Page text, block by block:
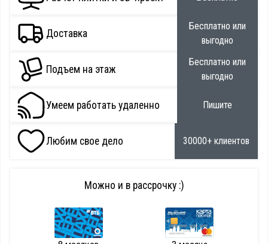
Доставка
Бесплатно или
выгодно
Подъем на этаж
Бесплатно или
выгодно
Умеем работать удаленно Пишите
Любим свое дело 30000+ клиентов
Можно и в рассрочку :)